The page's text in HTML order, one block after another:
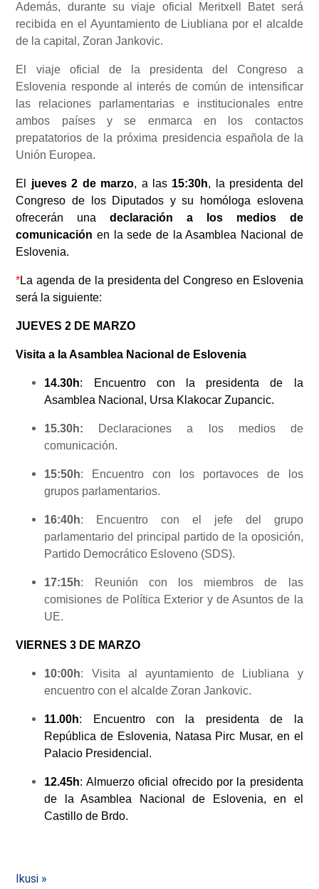
Además, durante su viaje oficial Meritxell Batet será
recibida en el Ayuntamiento de Liubliana por el alcalde
de la capital, Zoran Jankovic.
El viaje oficial de la presidenta del Congreso a
Eslovenia responde al interés de común de intensificar
las relaciones parlamentarias e institucionales entre
ambos países y se enmarca en los contactos
prepatatorios de la próxima presidencia española de la
Unión Europea.
El jueves 2 de marzo, a las 15:30h, la presidenta del
Congreso de los Diputados y su homóloga eslovena
ofrecerán unadeclaración a los medios de
comunicación en la sede de la Asamblea Nacional de
Eslovenia.
*La agenda de la presidenta del Congreso en Eslovenia
será la siguiente:
JUEVES 2 DE MARZO
Visita a la Asamblea Nacional de Eslovenia
14.30h: Encuentro con la presidenta de la
Asamblea Nacional, Ursa Klakocar Zupancic.
15.30h: Declaraciones a los medios de
comunicación.
15:50h: Encuentro con los portavoces de los
grupos parlamentarios.
16:40h: Encuentro con el jefe del grupo
parlamentario del principal partido de la oposición,
Partido Democrático Esloveno (SDS).
17:15h: Reunión con los miembros de las
comisiones de Política Exterior y de Asuntos de la
UE.
VIERNES 3 DE MARZO
10:00h: Visita al ayuntamiento de Liubliana y
encuentro con el alcalde Zoran Jankovic.
11.00h: Encuentro con la presidenta de la
República de Eslovenia, Natasa Pirc Musar, en el
Palacio Presidencial.
12.45h: Almuerzo oficial ofrecido por la presidenta
de la Asamblea Nacional de Eslovenia, en el
Castillo de Brdo.
Ikusi »